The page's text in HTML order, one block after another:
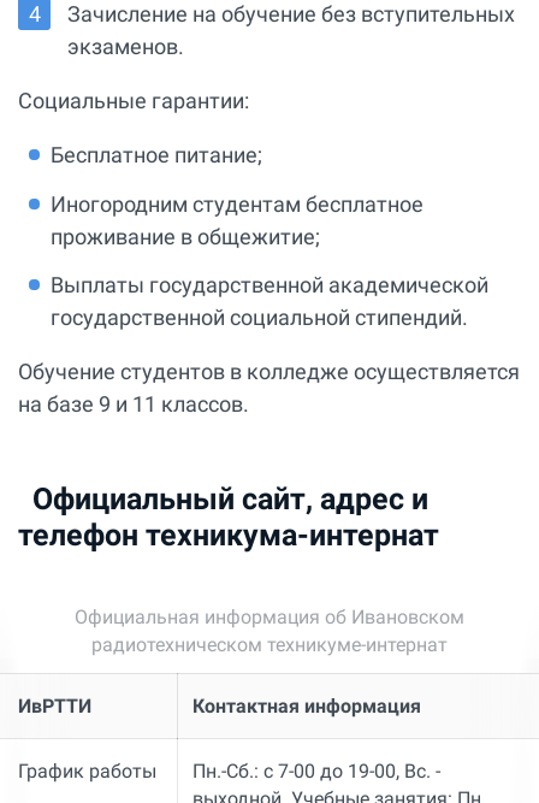
Зачисление на обучение без вступительных
экзаменов.
Социальные гарантии:
Бесплатное питание;
Иногородним студентам бесплатное
проживание в общежитие;
Выплаты государственной академической
государственной социальной стипендий.
Обучение студентов в колледже осуществляется
на базе 9 и 11 классов.
Официальный сайт, адрес и
телефон техникума-интернат
Официальная информация об Ивановском
радиотехническом техникуме-интернат
ИвРТТИ Контактная информация
График работы
Пн.-Сб.: с 7-00 до 19-00, Вс. -